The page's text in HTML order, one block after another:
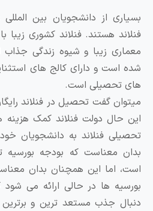
از دانشجویان بین المللی
هستند. فنلاند کشوری زیبا با
زیبا و شیوه زندگی جذاب است.
و دارای کالج های استثنایی با
است.
گفت تحصیل در فنلاند رایگان نیست
دولت فنلاند کمک هزینه هایی
فنلاند به دانشجویان خود ارائه
معناست که بودجه بورسیه تحصیلی
این همچنان بدان معناست که
ها در حالی ارائه می شود که
جذب مستعد ترین و برترین